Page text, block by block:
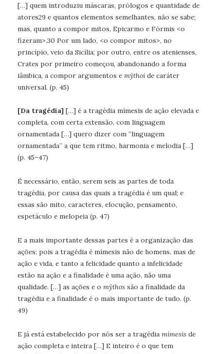
[…] quem introduziu máscaras, prólogos e quantidade de
atores29 e quantos elementos semelhantes, não se sabe;
mas, quanto a compor mitos, Epicarmo e Fórmis <o
fizeram>.30 Por um lado, <o compor mitos>, no
princípio, veio da Sicília; por outro, entre os atenienses,
Crates por primeiro começou, abandonando a forma
iâmbica, a compor argumentos e mŷthoide caráter
universal. (p. 45)
[Da tragédia] […] é a tragédia mímesis de ação elevada e
completa, com certa extensão, com linguagem
ornamentada […] quero dizer com “linguagem
ornamentada” a que tem ritmo, harmonia e melodia […]
(p. 45–47)
É necessário, então, serem seis as partes de toda
tragédia, por causa das quais a tragédia é um qual; e
essas são mito, caracteres, elocução, pensamento,
espetáculo e melopeia (p. 47)
E a mais importante dessas partes é a organização das
ações; pois a tragédia é mímesis não de homens, mas de
ação e vida, e tanto a felicidade quanto a infelicidade
estão na ação e a finalidade é uma ação, não uma
qualidade. […] as ações e o mŷthos são a finalidade da
tragédia e a finalidade é o mais importante de tudo. (p.
49)
E já está estabelecido por nós ser a tragédia mímesis de
ação completa e inteira […] E inteiro é o que tem